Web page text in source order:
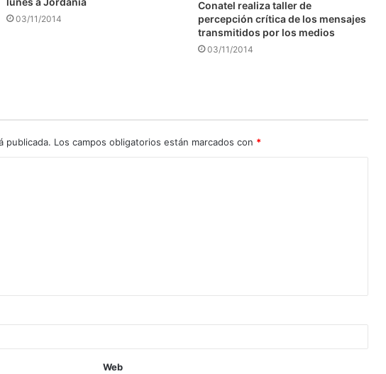
03/11/2014
Conatel realiza taller de
percepción crítica de los mensajes
transmitidos por los medios
03/11/2014
publicada. Los campos obligatorios están marcados con *
Web